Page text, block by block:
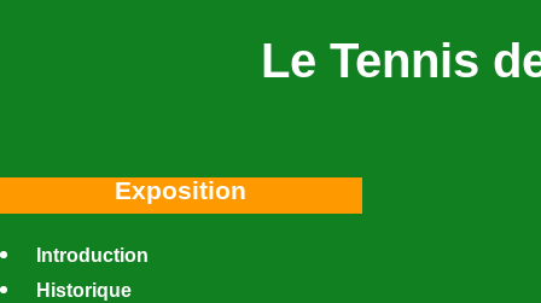
Le Tennis
Exposition
Introduction
Historique